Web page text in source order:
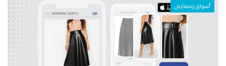
أسواق ومعارض